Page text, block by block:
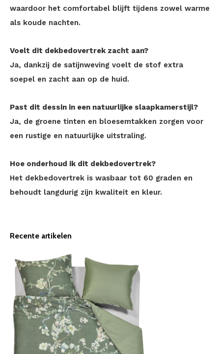
waardoor het comfortabel blijft tijdens zowel warme
als koude nachten.
Voelt dit dekbedovertrek zacht aan?
Ja, dankzij de satijnweving voelt de stof extra
soepel en zacht aan op de huid.
Past dit dessin in een natuurlijke slaapkamerstijl?
Ja, de groene tinten en bloesemtakken zorgen voor
een rustige en natuurlijke uitstraling.
Hoe onderhoud ik dit dekbedovertrek?
Het dekbedovertrek is wasbaar tot 60 graden en
behoudt langdurig zijn kwaliteit en kleur.
Recente artikelen